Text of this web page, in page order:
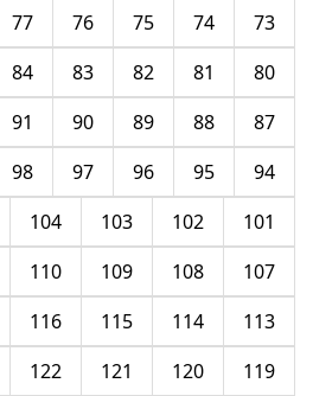
73
74
75
76
77
80
81
82
83
84
87
88
89
90
91
94
95
96
97
98
101
102
103
104
107
108
109
110
113
114
115
116
119
120
121
122